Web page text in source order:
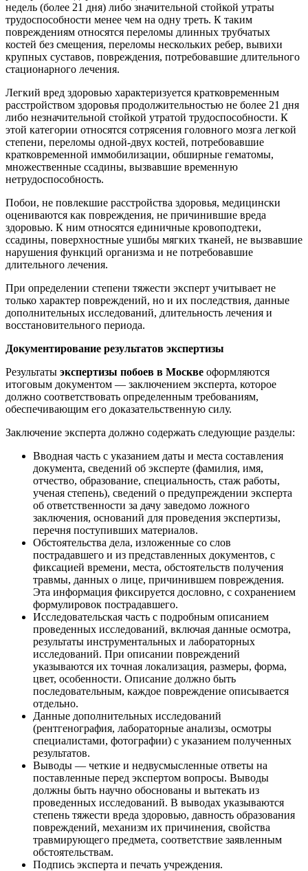
недель (более 21 дня) либо значительной стойкой утраты
трудоспособности менее чем на одну треть. К таким
повреждениям относятся переломы длинных трубчатых
костей без смещения, переломы нескольких ребер, вывихи
крупных суставов, повреждения, потребовавшие длительного
стационарного лечения.
Легкий вред здоровью характеризуется кратковременным
расстройством здоровья продолжительностью не более 21 дня
либо незначительной стойкой утратой трудоспособности. К
этой категории относятся сотрясения головного мозга легкой
степени, переломы одной-двух костей, потребовавшие
кратковременной иммобилизации, обширные гематомы,
множественные ссадины, вызвавшие временную
нетрудоспособность.
Побои, не повлекшие расстройства здоровья, медицински
оцениваются как повреждения, не причинившие вреда
здоровью. К ним относятся единичные кровоподтеки,
ссадины, поверхностные ушибы мягких тканей, не вызвавшие
нарушения функций организма и не потребовавшие
длительного лечения.
При определении степени тяжести эксперт учитывает не
только характер повреждений, но и их последствия, данные
дополнительных исследований, длительность лечения и
восстановительного периода.
Документирование результатов экспертизы
Результаты экспертизы побоев в Москве оформляются
итоговым документом — заключением эксперта, которое
должно соответствовать определенным требованиям,
обеспечивающим его доказательственную силу.
Заключение эксперта должно содержать следующие разделы:
Вводная часть с указанием даты и места составления
документа, сведений об эксперте (фамилия, имя,
отчество, образование, специальность, стаж работы,
ученая степень), сведений о предупреждении эксперта
об ответственности за дачу заведомо ложного
заключения, оснований для проведения экспертизы,
перечня поступивших материалов.
Обстоятельства дела, изложенные со слов
пострадавшего и из представленных документов, с
фиксацией времени, места, обстоятельств получения
травмы, данных о лице, причинившем повреждения.
Эта информация фиксируется дословно, с сохранением
формулировок пострадавшего.
Исследовательская часть с подробным описанием
проведенных исследований, включая данные осмотра,
результаты инструментальных и лабораторных
исследований. При описании повреждений
указываются их точная локализация, размеры, форма,
цвет, особенности. Описание должно быть
последовательным, каждое повреждение описывается
отдельно.
Данные дополнительных исследований
(рентгенография, лабораторные анализы, осмотры
специалистами, фотографии) с указанием полученных
результатов.
Выводы — четкие и недвусмысленные ответы на
поставленные перед экспертом вопросы. Выводы
должны быть научно обоснованы и вытекать из
проведенных исследований. В выводах указываются
степень тяжести вреда здоровью, давность образования
повреждений, механизм их причинения, свойства
травмирующего предмета, соответствие заявленным
обстоятельствам.
Подпись эксперта и печать учреждения.